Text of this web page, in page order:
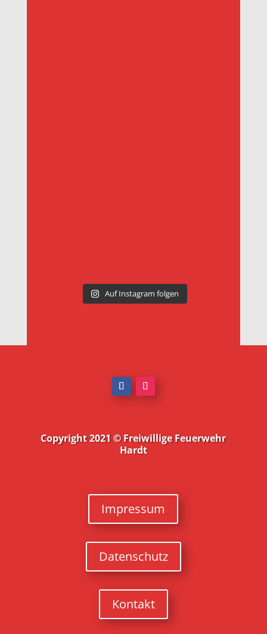
Auf Instagram folgen
Copyright 2021 © Freiwillige Feuerwehr
Hardt
Impressum
Datenschutz
Kontakt